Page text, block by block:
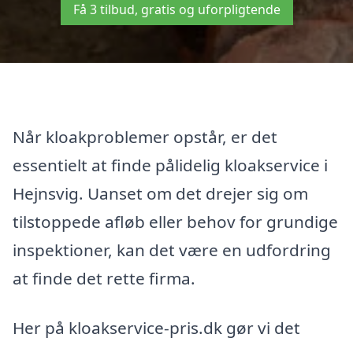
Få 3 tilbud, gratis og uforpligtende
Når kloakproblemer opstår, er det
essentielt at finde pålidelig kloakservice i
Hejnsvig. Uanset om det drejer sig om
tilstoppede afløb eller behov for grundige
inspektioner, kan det være en udfordring
at finde det rette firma.
Her på kloakservice-pris.dk gør vi det